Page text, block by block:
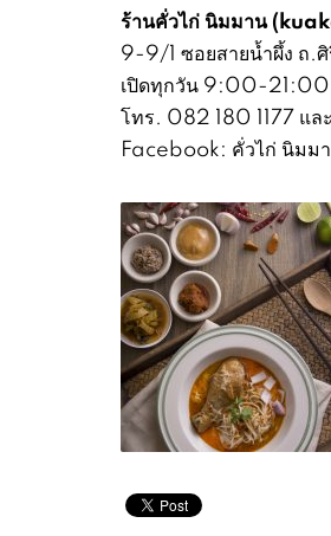
ร้านคั่วไก่ นิมมาน
9-9/1 ซอยสายน้ำผึ้ง ถ.
เปิดทุกวัน 9:00-
โทร. 082 180 1177 แ
Facebook: คั่วไก่ นิม